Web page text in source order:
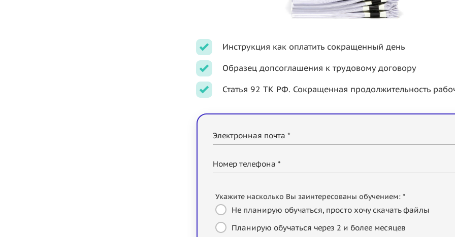
Инструкция как оплатить сокращенный день
Образец допсоглашения к трудовому договору
Статья 92 ТК РФ. Сокращенная продолжительность
Электронная почта *
Номер телефона *
Укажите насколько Вы заинтересованы обучением: *
Не планирую обучаться, просто хочу скачать файлы
Планирую обучаться через 2 и более месяцев